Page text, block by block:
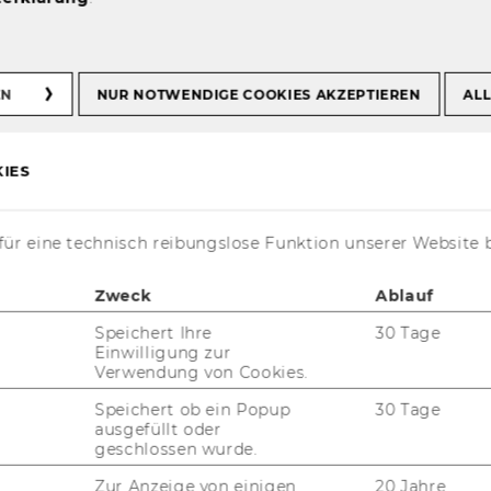
der
erleben
hautnah
NUR NOTWENDIGE COOKIES AKZEPTIEREN
eine technisch reibungslose Funktion unserer Website
Zweck Ablauf
Speichert Ihre
Einwilligung zur
Verwendung von Cookies.
30 Tage
Speichert ob ein Popup
ausgefüllt oder
geschlossen wurde.
30 Tage
Zur Anzeige von einigen
20 Jahre